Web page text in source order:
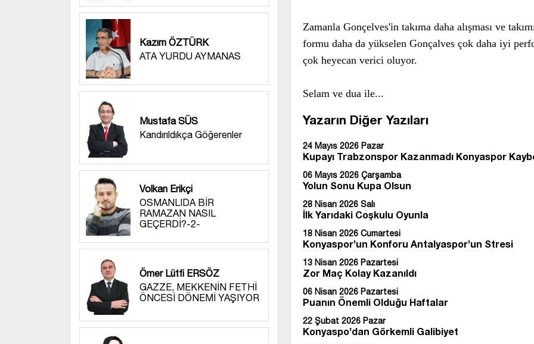
Kazım ÖZTÜRK
ATA YURDU AYMANAS
Mustafa SÜS
Kandırıldıkça Göğerenler
Volkan Erikçi
OSMANLIDA BİR
RAMAZAN NASIL
GEÇERDİ?-2-
Ömer Lütfi ERSÖZ
GAZZE, MEKKENİN FETHİ
ÖNCESİ DÖNEMİ YAŞIYOR
Zamanla Gonçelves'in takıma daha alışması ve
formu daha da yükselen Gonçalves çok daha iyi
çok heyecan verici oluyor.
Selam ve dua ile...
Yazarın Diğer Yazıları
24 Mayıs 2026 Pazar
Kupayı Trabzonspor Kazanmadı Konyaspor
06 Mayıs 2026 Çarşamba
Yolun Sonu Kupa Olsun
28 Nisan 2026 Salı
İlk Yarıdaki Coşkulu Oyunla
18 Nisan 2026 Cumartesi
Konyaspor’un Konforu Antalyaspor’un Stresi
13 Nisan 2026 Pazartesi
Zor Maç Kolay Kazanıldı
06 Nisan 2026 Pazartesi
Puanın Önemli Olduğu Haftalar
22 Şubat 2026 Pazar
Konyaspo’dan Görkemli Galibiyet